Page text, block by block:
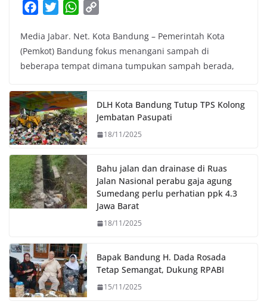
c
e
b
o
k
i
t
t
r
W
a
t
s
p
p
p
y
L
n
k
Media Jabar. Net. Kota Bandung – Pemerintah Kota
(Pemkot) Bandung fokus menangani sampah di
beberapa tempat dimana tumpukan sampah berada,
DLH Kota Bandung Tutup TPS Kolong
Jembatan Pasupati
18/11/2025
Bahu jalan dan drainase di Ruas
Jalan Nasional perabu gaja agung
Sumedang perlu perhatian ppk 4.3
Jawa Barat
18/11/2025
Bapak Bandung H. Dada Rosada
Tetap Semangat, Dukung RPABI
15/11/2025